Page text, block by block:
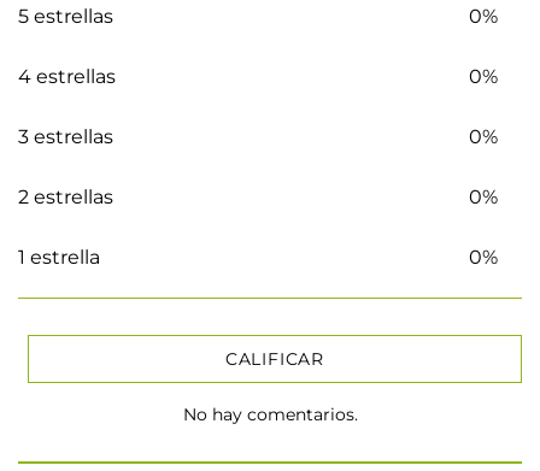
5 estrellas 0%
4 estrellas 0%
3 estrellas 0%
2 estrellas 0%
1 estrella 0%
CALIFICAR
No hay comentarios.